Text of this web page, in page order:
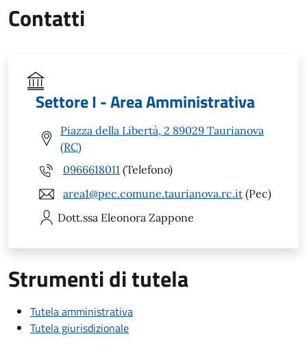
Contatti
Settore I - Area Amministrativa
Piazza della Libertà, 2 89029 Taurianova
(RC)
0966618011 (Telefono)
area1@pec.comune.taurianova.rc.it (Pec)
Dott.ssa Eleonora Zappone
Strumenti di tutela
Tutela amministrativa
Tutela giurisdizionale